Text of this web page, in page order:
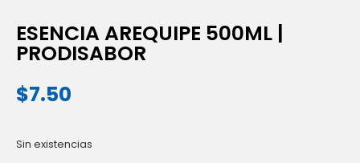
ESENCIA AREQUIPE 500ML |
PRODISABOR
$7.50
Sin existencias